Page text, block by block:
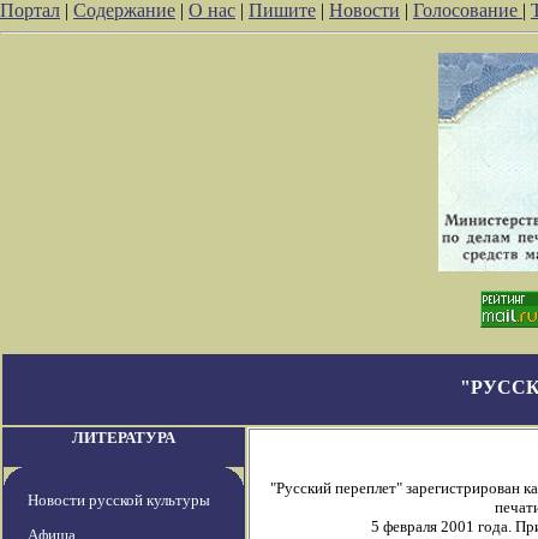
Портал | Содержание | О нас | Пишите | Новости | Голосование |
ЛИТЕРАТУРА
Новости русской культуры
Афиша
"Русский переплет" зарегистрирован
5 февраля 2001 года.